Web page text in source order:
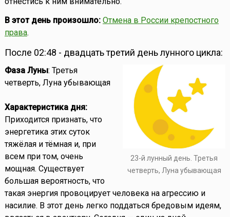
В этот день произошло: Отмена в России крепостного
права.
После 02:48 - двадцать третий день лунного цикла:
23-й лунный день. Третья
четверть, Луна убывающая
Фаза Луны: Третья
четверть, Луна убывающая
Характеристика дня:
Приходится признать, что
энергетика этих суток
тяжёлая и тёмная и, при
всем при том, очень
мощная. Существует
большая вероятность, что
такая энергия провоцирует человека на агрессию и
насилие. В этот день легко поддаться бредовым идеям,